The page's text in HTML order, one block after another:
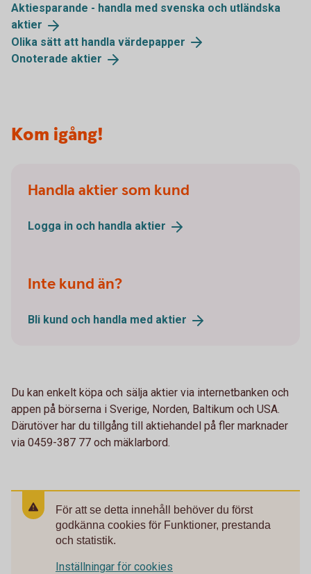
Aktiesparande - handla med svenska och utländska
aktier
Olika sätt att handla värdepapper
Onoterade aktier
Kom igång!
Handla aktier som kund
Logga in och handla aktier
Inte kund än?
Bli kund och handla med aktier
Du kan enkelt köpa och sälja aktier via internetbanken och
appen på börserna i Sverige, Norden, Baltikum och USA.
Därutöver har du tillgång till aktiehandel på fler marknader
via 0459-387 77 och mäklarbord.
För att se detta innehåll behöver du först
godkänna cookies för Funktioner, prestanda
och statistik.
Inställningar för cookies